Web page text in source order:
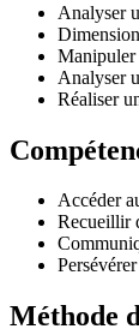
Analyser
Manipuler
Analyser
Réaliser
Accéder
Recueillir
Méthode